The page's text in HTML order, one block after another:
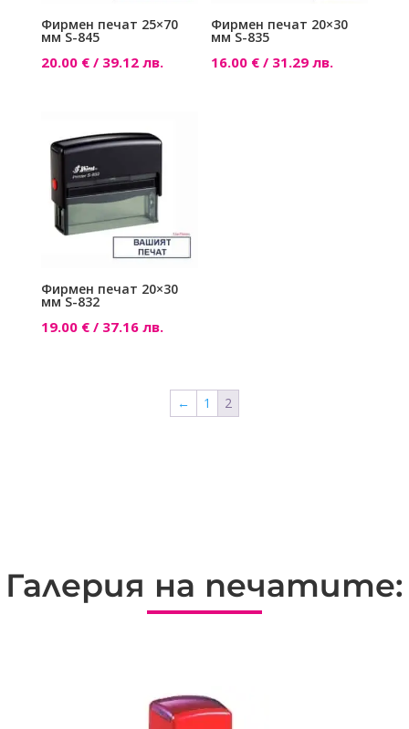
Фирмен печат 25×70
мм S-845
20.00 €/ 39.12 лв.
Фирмен печат 20×30
мм S-835
16.00 € / 31.29 лв.
Фирмен печат 20×30
мм S-832
19.00 €/ 37.16 лв.
← 1 2
Галерия на печатите: